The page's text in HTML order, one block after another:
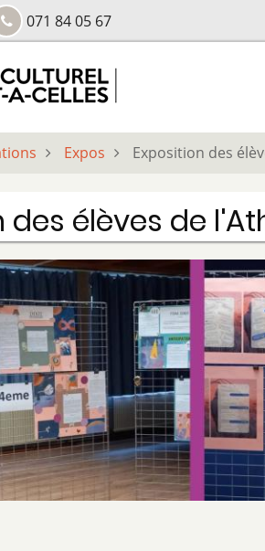
071 84 05 67
Expos Exposition des
des élèves de